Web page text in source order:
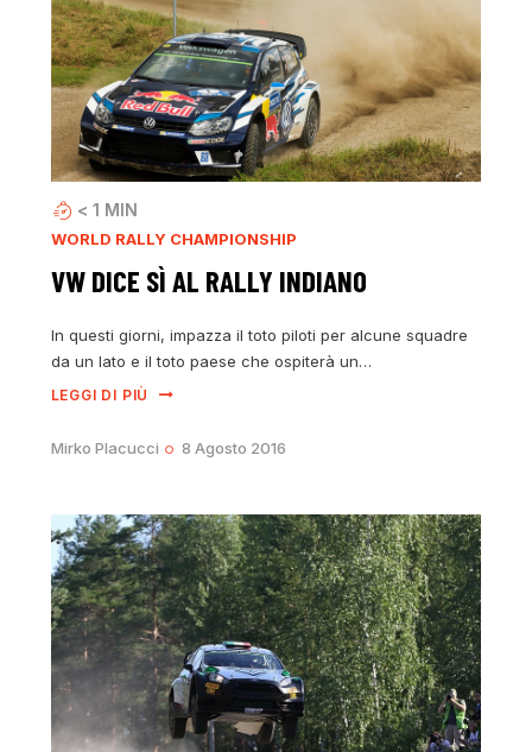
< 1 MIN
WORLD RALLY CHAMPIONSHIP
VW DICE SÌ AL RALLY INDIANO
In questi giorni, impazza il toto piloti per alcune squadre
da un lato e il toto paese che ospiterà un…
LEGGI DI PIÙ
Mirko Placucci 8 Agosto 2016